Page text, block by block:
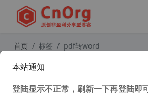
首页 标签 pdf转word
本站通知
登陆显示不正常，刷新一下再登陆即